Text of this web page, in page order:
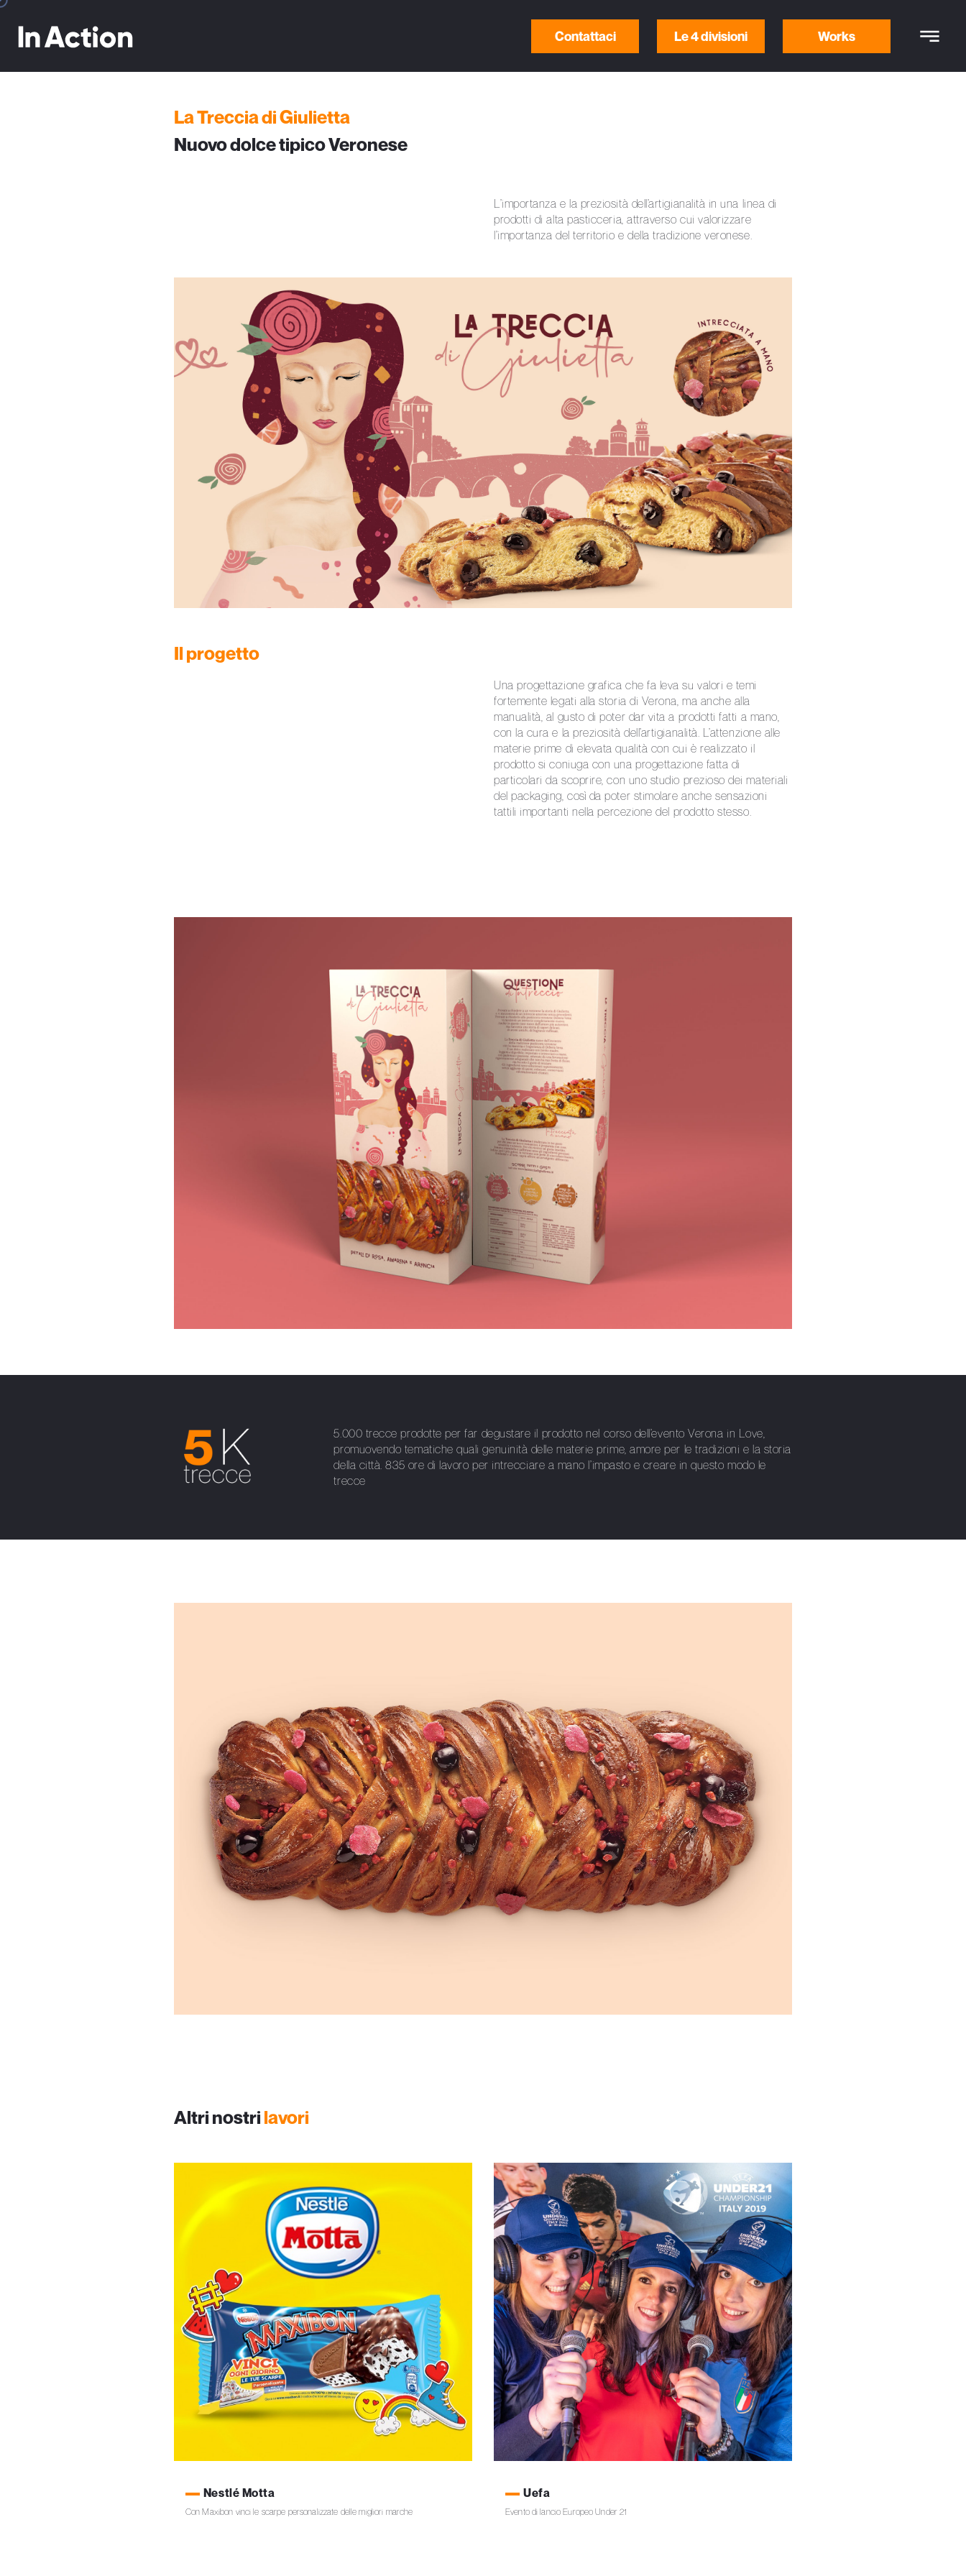
Contattaci Le 4 divisioni Works
La Treccia di Giulietta
Nuovo dolce tipico Veronese
L’importanza e la preziosità dell’artigianalità in una linea di
prodotti di alta pasticceria, attraverso cui valorizzare
l’importanza del territorio e della tradizione veronese.
Il progetto
Una progettazione grafica che fa leva su valori e temi
fortemente legati alla storia di Verona, ma anche alla
manualità, al gusto di poter dar vita a prodotti fatti a mano,
con la cura e la preziosità dell’artigianalità. L’attenzione alle
materie prime di elevata qualità con cui è realizzato il
prodotto si coniuga con una progettazione fatta di
particolari da scoprire, con uno studio prezioso dei materiali
del packaging, così da poter stimolare anche sensazioni
tattili importanti nella percezione del prodotto stesso.
5.000 trecce prodotte per far degustare il prodotto nel corso dell’evento Verona in Love,
promuovendo tematiche quali genuinità delle materie prime, amore per le tradizioni e la storia
della città. 835 ore di lavoro per intrecciare a mano l’impasto e creare in questo modo le
trecce
Altri nostrilavori
Nestlé Motta
Con Maxibon vinci le scarpe personalizzate delle migliori marche
Uefa
Evento di lancio Europeo Under 21